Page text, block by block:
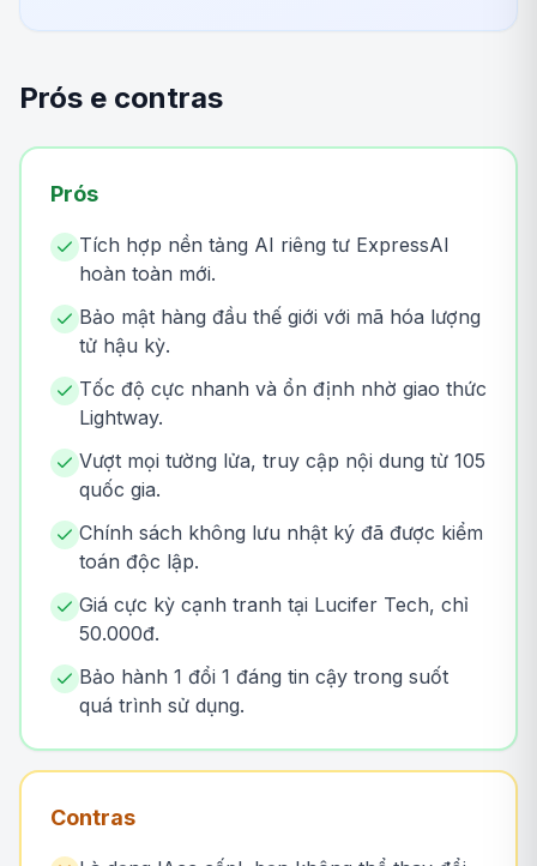
Prós e contras
Prós
Tích hợp nền tảng AI riêng tư ExpressAI
hoàn toàn mới.
Bảo mật hàng đầu thế giới với mã hóa lượng
tử hậu kỳ.
Tốc độ cực nhanh và ổn định nhờ giao thức
Lightway.
Vượt mọi tường lửa, truy cập nội dung từ 105
quốc gia.
Chính sách không lưu nhật ký đã được kiểm
toán độc lập.
Giá cực kỳ cạnh tranh tại Lucifer Tech, chỉ
50.000đ.
Bảo hành 1 đổi 1 đáng tin cậy trong suốt
quá trình sử dụng.
Contras